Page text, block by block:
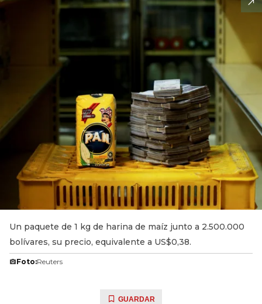
Un paquete de 1 kg de harina de maíz junto a 2.500.000
bolívares, su precio, equivalente a US$0,38.
Foto:Reuters
GUARDAR